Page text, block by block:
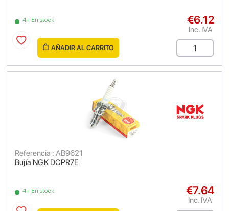
4+ En stock €6.12
Inc. IVA
AÑADIR AL CARRITO
Bujía NGK DCPR7E
Referencia : AB9621
4+ En stock €7.64
Inc. IVA